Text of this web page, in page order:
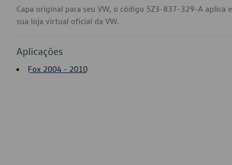
Capa original para seu VW, o código 5Z3-837-329-A aplica
sua loja virtual oficial da VW.
Aplicações
Fox 2004 - 2010